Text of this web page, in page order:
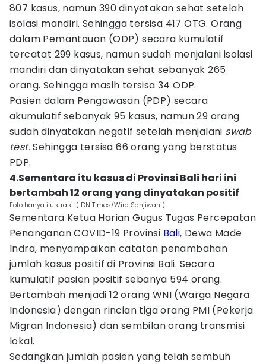
807 kasus, namun 390 dinyatakan sehat setelah
isolasi mandiri. Sehingga tersisa 417 OTG. Orang
dalam Pemantauan (ODP) secara kumulatif
tercatat 299 kasus, namun sudah menjalani isolasi
mandiri dan dinyatakan sehat sebanyak 265
orang. Sehingga masih tersisa 34 ODP.
Pasien dalam Pengawasan (PDP) secara
akumulatif sebanyak 95 kasus, namun 29 orang
sudah dinyatakan negatif setelah menjalani swab
test.Sehingga tersisa 66 orang yang berstatus
PDP.
4.Sementara itu kasus di Provinsi Bali hari ini
bertambah 12 orang yang dinyatakan positif
Foto hanya ilustrasi. (IDN Times/Wira Sanjiwani)
Sementara Ketua Harian Gugus Tugas Percepatan
Penanganan COVID-19 Provinsi Bali, Dewa Made
Indra, menyampaikan catatan penambahan
jumlah kasus positif di Provinsi Bali. Secara
kumulatif pasien positif sebanya 594 orang.
Bertambah menjadi 12 orang WNI (Warga Negara
Indonesia) dengan rincian tiga orang PMI (Pekerja
Migran Indonesia) dan sembilan orang transmisi
lokal.
Sedangkan jumlah pasien yang telah sembuh